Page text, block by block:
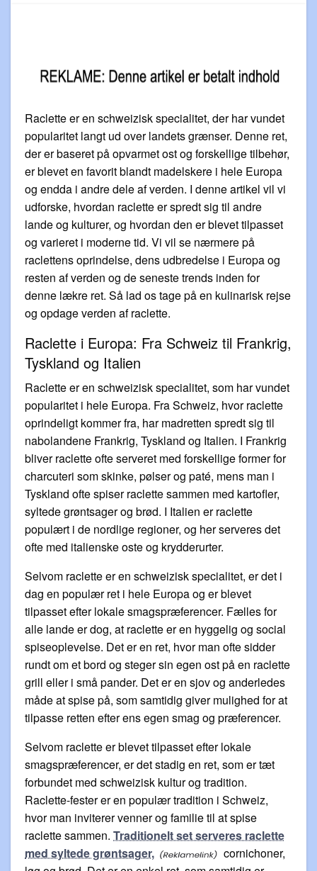
Raclette er en schweizisk specialitet, der har vundet
popularitet langt ud over landets grænser. Denne ret,
der er baseret på opvarmet ost og forskellige tilbehør,
er blevet en favorit blandt madelskere i hele Europa
og endda i andre dele af verden. I denne artikel vil vi
udforske, hvordan raclette er spredt sig til andre
lande og kulturer, og hvordan den er blevet tilpasset
og varieret i moderne tid. Vi vil se nærmere på
raclettens oprindelse, dens udbredelse i Europa og
resten af verden og de seneste trends inden for
denne lækre ret. Så lad os tage på en kulinarisk rejse
og opdage verden af raclette.
Raclette i Europa: Fra Schweiz til Frankrig,
Tyskland og Italien
Raclette er en schweizisk specialitet, som har vundet
popularitet i hele Europa. Fra Schweiz, hvor raclette
oprindeligt kommer fra, har madretten spredt sig til
nabolandene Frankrig, Tyskland og Italien. I Frankrig
bliver raclette ofte serveret med forskellige former for
charcuteri som skinke, pølser og paté, mens man i
Tyskland ofte spiser raclette sammen med kartofler,
syltede grøntsager og brød. I Italien er raclette
populært i de nordlige regioner, og her serveres det
ofte med italienske oste og krydderurter.
Selvom raclette er en schweizisk specialitet, er det i
dag en populær ret i hele Europa og er blevet
tilpasset efter lokale smagspræferencer. Fælles for
alle lande er dog, at raclette er en hyggelig og social
spiseoplevelse. Det er en ret, hvor man ofte sidder
rundt om et bord og steger sin egen ost på en raclette
grill eller i små pander. Det er en sjov og anderledes
måde at spise på, som samtidig giver mulighed for at
tilpasse retten efter ens egen smag og præferencer.
Selvom raclette er blevet tilpasset efter lokale
smagspræferencer, er det stadig en ret, som er tæt
forbundet med schweizisk kultur og tradition.
Raclette-fester er en populær tradition i Schweiz,
hvor man inviterer venner og familie til at spise
raclette sammen. Traditionelt set serveres raclette
med syltede grøntsager,
cornichoner,